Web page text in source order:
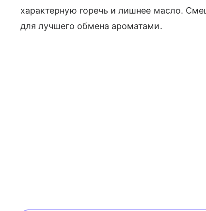
характерную горечь и лишнее масло.
для лучшего обмена ароматами.